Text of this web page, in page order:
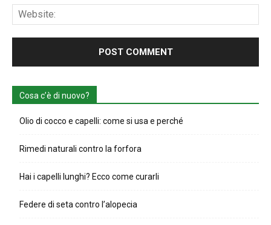
Cosa c’è di nuovo?
Olio di cocco e capelli: come si usa e perché
Rimedi naturali contro la forfora
Hai i capelli lunghi? Ecco come curarli
Federe di seta contro l’alopecia